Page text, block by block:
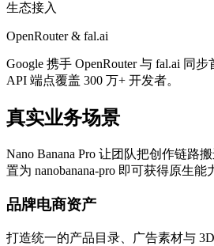
生态接入
OpenRouter & fal.ai
Google 携手 OpenRouter 与 fal.ai 同步
API 端点覆盖 300 万+ 开发者。
真实业务场景
Nano Banana Pro 让团队把创作链路
置为 nanobanana-pro 即可获得原生能
品牌电商资产
打造统一的产品目录、广告素材与